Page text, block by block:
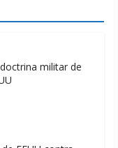
militar de